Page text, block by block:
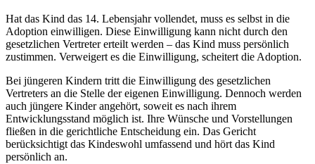
Hat das Kind das 14. Lebensjahr vollendet, muss es selbst in die
Adoption einwilligen. Diese Einwilligung kann nicht durch den
gesetzlichen Vertreter erteilt werden – das Kind muss persönlich
zustimmen. Verweigert es die Einwilligung, scheitert die Adoption.
Bei jüngeren Kindern tritt die Einwilligung des gesetzlichen
Vertreters an die Stelle der eigenen Einwilligung. Dennoch werden
auch jüngere Kinder angehört, soweit es nach ihrem
Entwicklungsstand möglich ist. Ihre Wünsche und Vorstellungen
fließen in die gerichtliche Entscheidung ein. Das Gericht
berücksichtigt das Kindeswohl umfassend und hört das Kind
persönlich an.